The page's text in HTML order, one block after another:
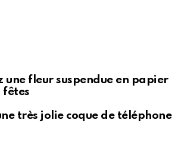
une fleur suspendue en papier
fêtes
très jolie coque de téléphone